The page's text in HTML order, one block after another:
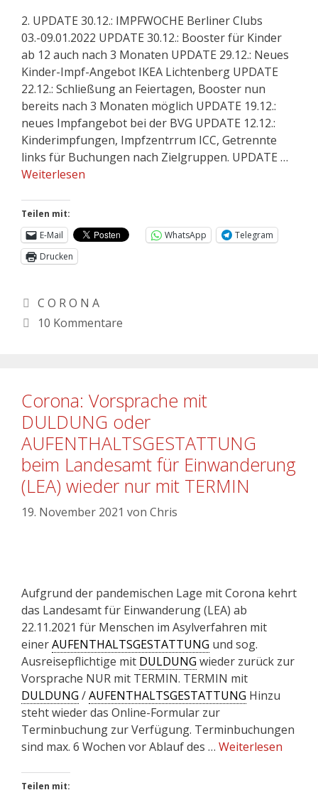
2. UPDATE 30.12.: IMPFWOCHE Berliner Clubs
03.-09.01.2022 UPDATE 30.12.: Booster für Kinder
ab 12 auch nach 3 Monaten UPDATE 29.12.: Neues
Kinder-Impf-Angebot IKEA Lichtenberg UPDATE
22.12.: Schließung an Feiertagen, Booster nun
bereits nach 3 Monaten möglich UPDATE 19.12.:
neues Impfangebot bei der BVG UPDATE 12.12.:
Kinderimpfungen, Impfzentrrum ICC, Getrennte
links für Buchungen nach Zielgruppen. UPDATE …
Weiterlesen
Teilen mit:
E-Mail
WhatsApp
Telegram
Drucken
C O R O N A
10 Kommentare
Corona: Vorsprache mit
DULDUNG oder
AUFENTHALTSGESTATTUNG
beim Landesamt für Einwanderung
(LEA) wieder nur mit TERMIN
19. November 2021 von Chris
Aufgrund der pandemischen Lage mit Corona kehrt
das Landesamt für Einwanderung (LEA) ab
22.11.2021 für Menschen im Asylverfahren mit
einerAUFENTHALTSGESTATTUNG und sog.
Ausreisepflichtige mit DULDUNG wieder zurück zur
Vorsprache NUR mit TERMIN. TERMIN mit
DULDUNG /AUFENTHALTSGESTATTUNG Hinzu
steht wieder das Online-Formular zur
Terminbuchung zur Verfügung. Terminbuchungen
sind max. 6 Wochen vor Ablauf des … Weiterlesen
Teilen mit: